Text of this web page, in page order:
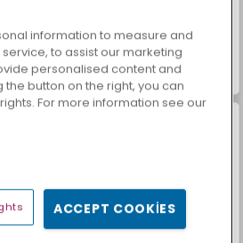
Farm Merge Valley
Trollface Quest: USA 2
information to measure and
to assist our marketing
personalised content and
the button on the right, you can
For more information see our
ACCEPT COOKIES